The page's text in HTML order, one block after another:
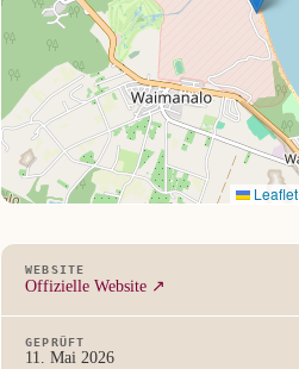
Leaflet
WEBSITE
Offizielle Website ↗
GEPRÜFT
11. Mai 2026